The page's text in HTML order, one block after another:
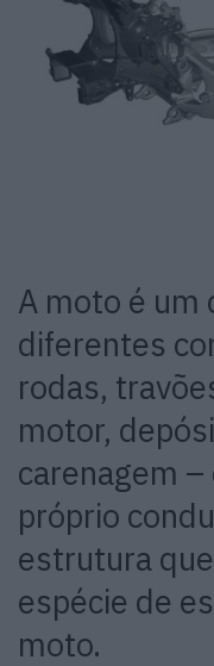
A moto é um
diferentes
rodas,
motor,
carenagem
próprio
estrutura
espécie de
moto.